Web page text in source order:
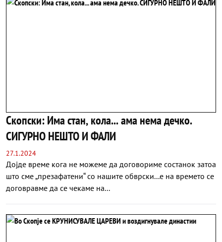
Скопски: Има стан, кола... ама нема дечко.
СИГУРНО НЕШТО И ФАЛИ
27.1.2024
Дојде време кога не можеме да договориме состанок затоа
што сме „презафатени“ со нашите обврски...е на времето се
договравме да се чекаме на...